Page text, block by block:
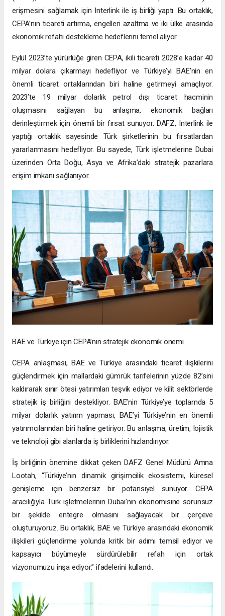
erişmesini sağlamak için Interlink ile iş birliği yaptı. Bu ortaklık,
CEPA’nın ticareti artırma, engelleri azaltma ve iki ülke arasında
ekonomik refahı destekleme hedeflerini temel alıyor.
Eylül 2023’te yürürlüğe giren CEPA, ikili ticareti 2028’e kadar 40
milyar dolara çıkarmayı hedefliyor ve Türkiye’yi BAE’nin en
önemli ticaret ortaklarından biri haline getirmeyi amaçlıyor.
2023’te 19 milyar dolarlık petrol dışı ticaret hacminin
oluşmasını sağlayan bu anlaşma, ekonomik bağları
derinleştirmek için önemli bir fırsat sunuyor. DAFZ, Interlink ile
yaptığı ortaklık sayesinde Türk şirketlerinin bu fırsatlardan
yararlanmasını hedefliyor. Bu sayede, Türk işletmelerine Dubai
üzerinden Orta Doğu, Asya ve Afrika’daki stratejik pazarlara
erişim imkanı sağlanıyor.
BAE ve Türkiye için CEPA’nın stratejik ekonomik önemi
CEPA anlaşması, BAE ve Türkiye arasındaki ticaret ilişkilerini
güçlendirmek için mallardaki gümrük tarifelerinin yüzde 82’sini
kaldırarak sınır ötesi yatırımları teşvik ediyor ve kilit sektörlerde
stratejik iş birliğini destekliyor. BAE’nin Türkiye’ye toplamda 5
milyar dolarlık yatırım yapması, BAE’yi Türkiye’nin en önemli
yatırımcılarından biri haline getiriyor. Bu anlaşma, üretim, lojistik
ve teknoloji gibi alanlarda iş birliklerini hızlandırıyor.
İş birliğinin önemine dikkat çeken DAFZ Genel Müdürü Amna
Lootah, “Türkiye’nin dinamik girişimcilik ekosistemi, küresel
genişleme için benzersiz bir potansiyel sunuyor. CEPA
aracılığıyla Türk işletmelerinin Dubai’nin ekonomisine sorunsuz
bir şekilde entegre olmasını sağlayacak bir çerçeve
oluşturuyoruz. Bu ortaklık, BAE ve Türkiye arasındaki ekonomik
ilişkileri güçlendirme yolunda kritik bir adımı temsil ediyor ve
kapsayıcı büyümeyle sürdürülebilir refah için ortak
vizyonumuzu inşa ediyor.” ifadelerini kullandı.